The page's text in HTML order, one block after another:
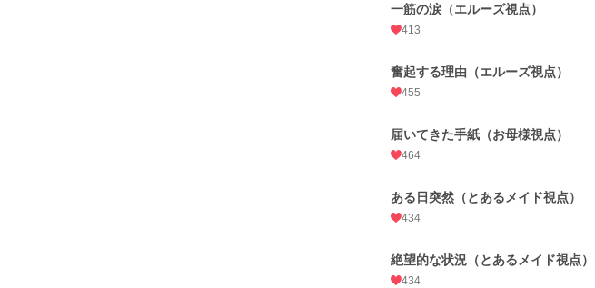
一筋の涙（エルーズ視点）
413
奮起する理由（エルーズ視点）
455
届いてきた手紙（お母様視点）
464
ある日突然（とあるメイド視点）
434
絶望的な状況（とあるメイド視点）
434